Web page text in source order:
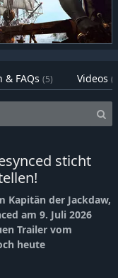
& FAQs (5) Videos
sticht
Kapitän der Jackdaw,
am 9. Juli 2026
Trailer vom
heute